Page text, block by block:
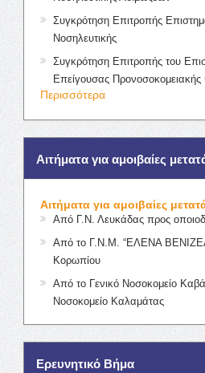
Συγκρότηση Επιτροπής
Νοσηλευτικής
Συγκρότηση Επιτροπής του
Επείγουσας Προνοσοκομειακής
Περισσότερα
Αιτήματα για αμοιβαίες
Αιτήματα για αμοιβαίες
Από Γ.Ν. Λευκάδας προς
Από το Γ.Ν.Μ. “ΕΛΕΝΑ
Κορωπίου
Από το Γενικό Νοσοκομείο
Νοσοκομείο Καλαμάτας
Ερευνητικό Βήμα